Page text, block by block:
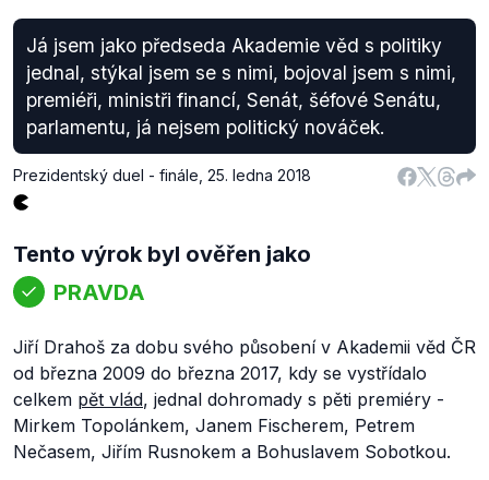
Já jsem jako předseda Akademie věd s politiky
jednal, stýkal jsem se s nimi, bojoval jsem s nimi,
premiéři, ministři financí, Senát, šéfové Senátu,
parlamentu, já nejsem politický nováček.
Prezidentský duel - finále 25. ledna 2018
Tento výrok byl ověřen jako
PRAVDA
Jiří Drahoš za dobu svého působení v Akademii věd ČR
od března 2009 do března 2017, kdy se vystřídalo
celkem pět vlád, jednal dohromady s pěti premiéry -
Mirkem Topolánkem, Janem Fischerem, Petrem
Nečasem, Jiřím Rusnokem a Bohuslavem Sobotkou.